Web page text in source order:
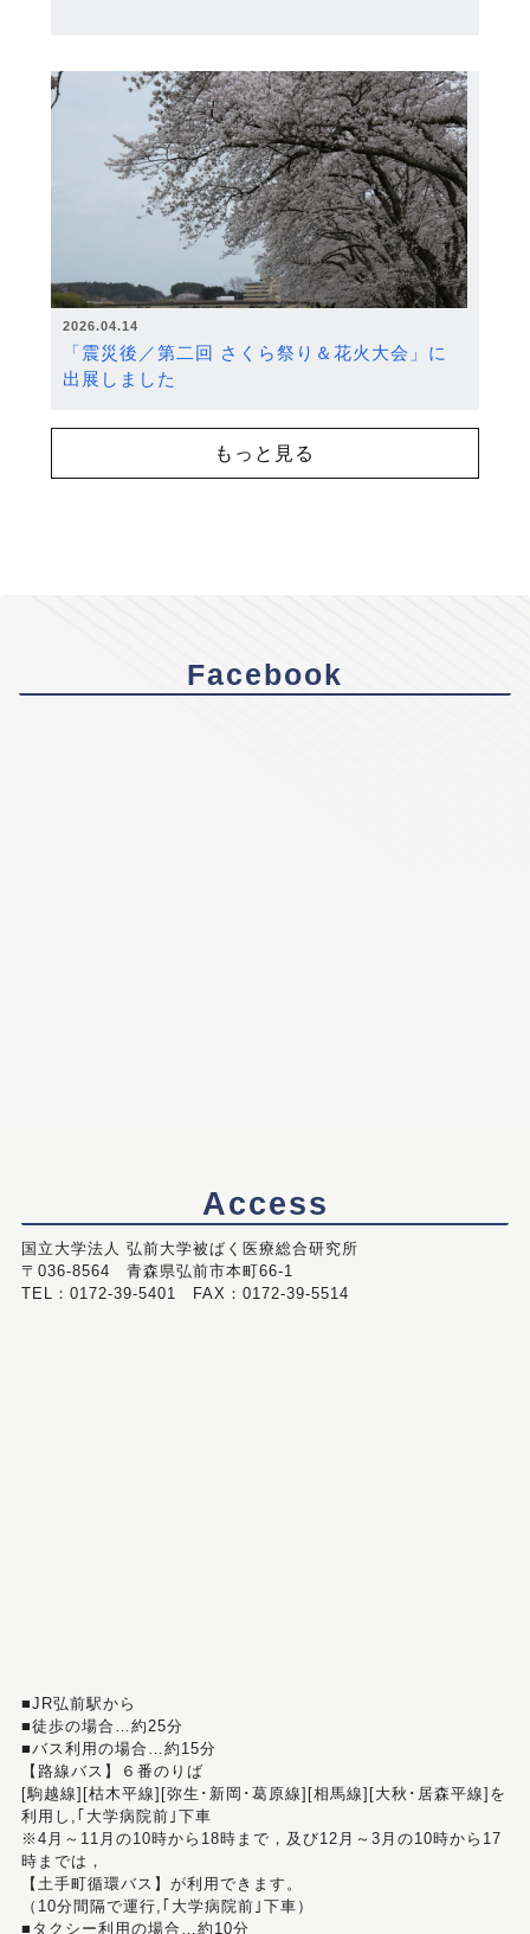
2026.04.14
「震災後／第二回 さくら祭り＆花火大会」に
出展しました
もっと見る
Facebook
Access
国立大学法人 弘前大学被ばく医療総合研究所
〒036-8564 青森県弘前市本町66-1
TEL：0172-39-5401 FAX：0172-39-5514
■JR弘前駅から
■徒歩の場合…約25分
■バス利用の場合…約15分
【路線バス】６番のりば
[駒越線][枯木平線][弥生･新岡･葛原線][相馬線][大秋･居森平線]を
利用し,｢大学病院前｣下車
※4月～11月の10時から18時まで，及び12月～3月の10時から17
時までは，
【土手町循環バス】が利用できます。
（10分間隔で運行,｢大学病院前｣下車）
■タクシー利用の場合…約10分